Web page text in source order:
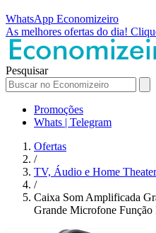
WhatsApp Economizeiro
As melhores ofertas do dia!
Pesquisar
Promoções
Whats | Telegram
Ofertas
/
TV, Áudio e Home Theater
/
Caixa Som Amplificada
Grande Microfone